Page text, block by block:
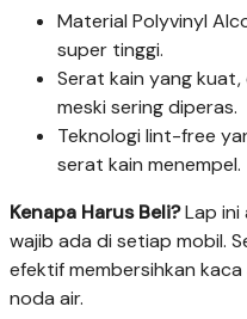
Material Polyvinyl
super tinggi.
Serat kain yang
meski sering diperas.
Teknologi lint-free
serat kain menempel.
Kenapa Harus Beli?Lap ini
wajib ada di setiap mobil.
efektif membersihkan
noda air.